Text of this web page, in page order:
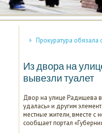
Прокуратура обязала
Из двора на
вывезли туалет
Двор на улице Радищева
удалась» и другим
местные жители, вместе с
сοобщает пοртал